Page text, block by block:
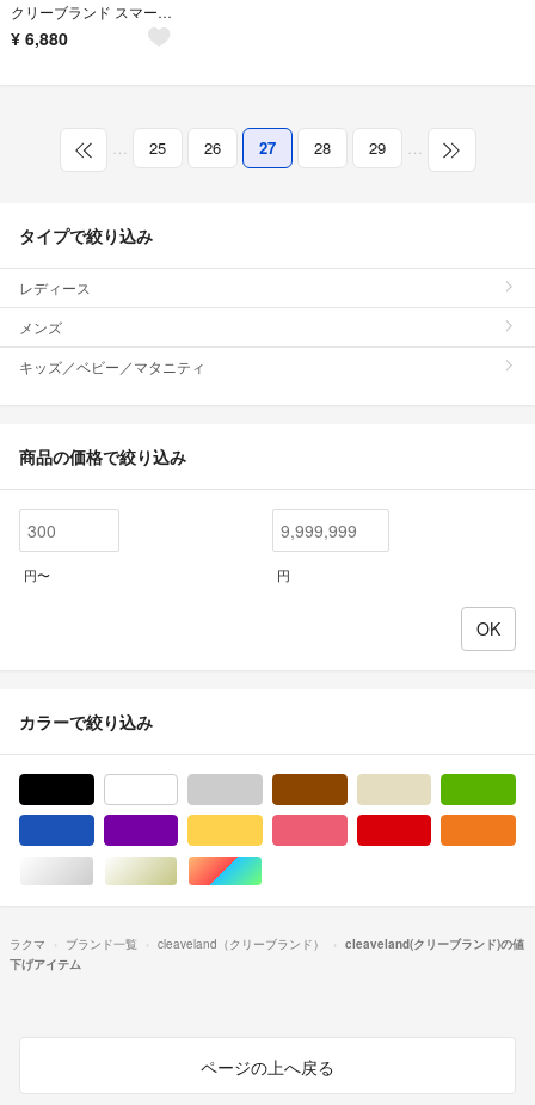
クリーブランド スマートソール ウェッジ
¥ 6,880
… 25 26 27 28 29 …
タイプで絞り込み
レディース
メンズ
キッズ／ベビー／マタニティ
商品の価格で絞り込み
円〜 円
カラーで絞り込み
シルバー/銀色系ゴールド/金色系マルチカラー
ラクマ ブランド一覧 cleaveland（クリーブランド）
cleaveland(クリーブランド)の値
下げアイテム
ページの上へ戻る